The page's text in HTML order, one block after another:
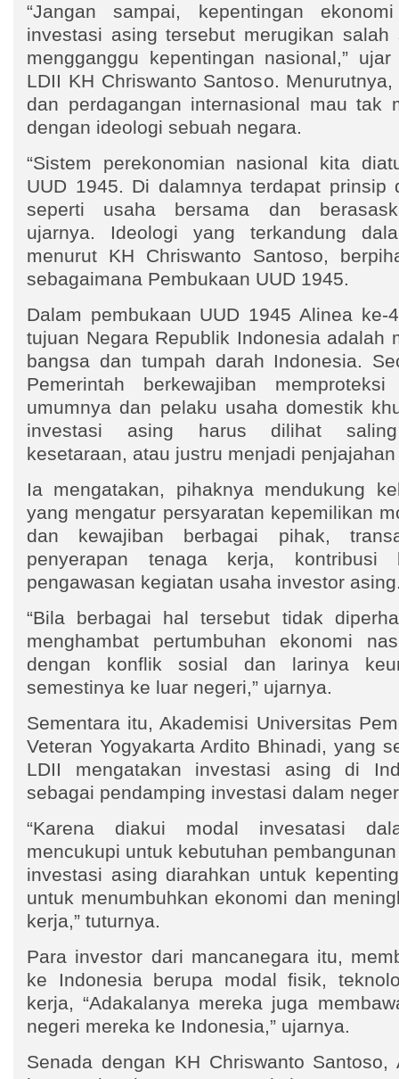
“Jangan sampai, kepentingan
investasi asing tersebut merugikan
mengganggu kepentingan nasional,”
LDII KH Chriswanto Santoso.
dan perdagangan internasional mau tak
dengan ideologi sebuah negara.
“Sistem perekonomian nasional kita
UUD 1945. Di dalamnya terdapat prinsip
seperti usaha bersama dan
ujarnya. Ideologi yang terkandung
menurut KH Chriswanto Santoso,
sebagaimana Pembukaan UUD 1945.
Dalam pembukaan UUD 1945 Alinea ke-
tujuan Negara Republik Indonesia adalah
bangsa dan tumpah darah Indonesia.
Pemerintah berkewajiban
umumnya dan pelaku usaha domestik
investasi asing harus dilihat saling
kesetaraan, atau justru menjadi
Ia mengatakan, pihaknya mendukung
yang mengatur persyaratan kepemilikan
dan kewajiban berbagai pihak,
penyerapan tenaga kerja,
pengawasan kegiatan usaha investor
“Bila berbagai hal tersebut tidak
menghambat pertumbuhan ekonomi
dengan konflik sosial dan larinya
semestinya ke luar negeri,” ujarnya.
Sementara itu, Akademisi Universitas
Veteran Yogyakarta Ardito Bhinadi, yang
LDII mengatakan investasi asing di
sebagai pendamping investasi dalam
“Karena diakui modal invesatasi
mencukupi untuk kebutuhan
investasi asing diarahkan untuk
untuk menumbuhkan ekonomi dan
kerja,” tuturnya.
Para investor dari mancanegara itu,
ke Indonesia berupa modal fisik,
kerja, “Adakalanya mereka juga
negeri mereka ke Indonesia,” ujarnya.
Senada dengan KH Chriswanto Santoso,